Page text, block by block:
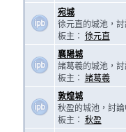
宛城
徐元直的城池，
板主： 徐元直
襄陽城
諸葛羲的城池，
板主： 諸葛羲
敦煌城
秋盈的城池，討
板主： 秋盈